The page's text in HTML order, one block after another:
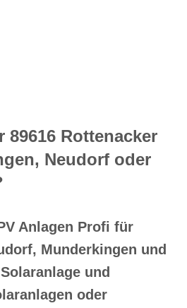
89616 Rottenacker
Neudorf oder
Anlagen Profi für
Munderkingen und
und
oder